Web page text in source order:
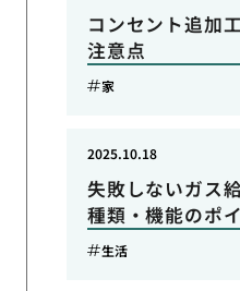
コンセント追加
注意点
家
失敗しないガス
種類・機能のポ
2025.10.18
生活